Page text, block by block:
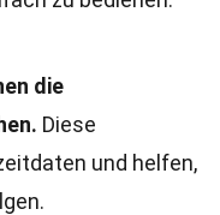
die
Diese
und helfen,